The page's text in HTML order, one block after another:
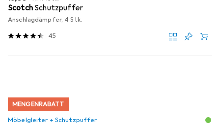
Scotch Schutzpuffer
Anschlagdämpfer, 4 Stk.
45
MENGENRABATT
Möbelgleiter + Schutzpuffer